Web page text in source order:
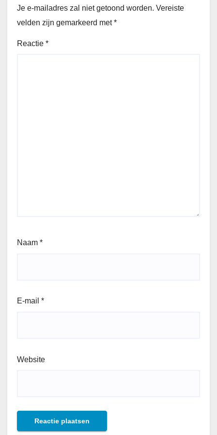
Je e-mailadres zal niet getoond worden. Vereiste
velden zijn gemarkeerd met*
Reactie *
Naam *
E-mail *
Website